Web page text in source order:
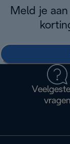
Meld je
vragen